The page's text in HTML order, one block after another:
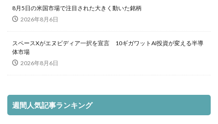
8月5日の米国市場で注目された大きく動いた銘柄
2026年8月6日
スペースXがエヌビディア一択を宣言 10ギガワットAI投資が変える半導
体市場
2026年8月6日
週間人気記事ランキング